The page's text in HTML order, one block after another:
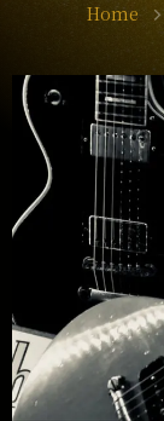
Home